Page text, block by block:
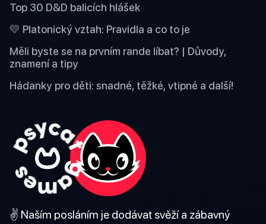
Top 30 D&D balicích hlášek
💛 Platonický vztah: Pravidla a co to je
Měli byste se na prvním rande líbat? | Důvody,
znamení a tipy
Hádanky pro děti: snadné, těžké, vtipné a další!
✌️ Naším posláním je dodávat svěží a zábavný